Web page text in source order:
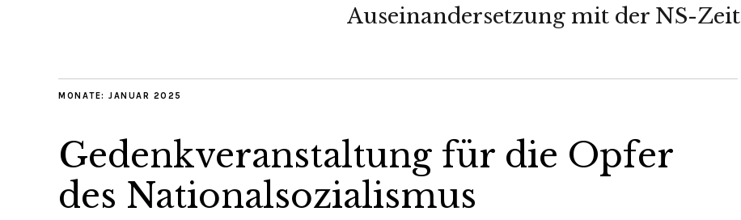
Auseinandersetzung mit der NS-Zeit
MONATE: JANUAR 2025
Gedenkveranstaltung für die Opfer
des Nationalsozialismus